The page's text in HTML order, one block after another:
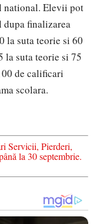
national. Elevii pot
dupa finalizarea
la suta teorie si 60
la suta teorie si 75
de calificari
scolara.
Servicii, Pierderi,
la 30 septembrie.